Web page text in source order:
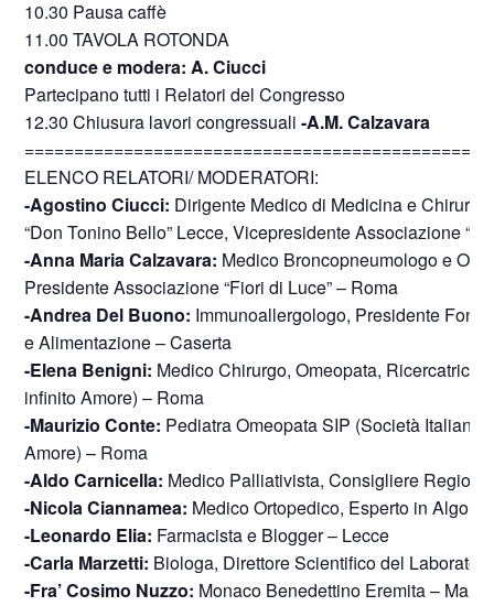
10.30 Pausa caffè
11.00 TAVOLA ROTONDA
conduce e modera: A. Ciucci
Partecipano tutti i Relatori del Congresso
12.30 Chiusura lavori congressuali-A.M. Calzavara
ELENCO RELATORI/ MODERATORI:
-Agostino Ciucci: Dirigente Medico di Medicina e
“Don Tonino Bello” Lecce, Vicepresidente Associazione
-Anna Maria Calzavara: Medico Broncopneumologo e
Presidente Associazione “Fiori di Luce” – Roma
-Andrea Del Buono: Immunoallergologo, Presidente
e Alimentazione – Caserta
-Elena Benigni: Medico Chirurgo, Omeopata,
infinito Amore) – Roma
-Maurizio Conte: Pediatra Omeopata SIP (Società
Amore) – Roma
-Aldo Carnicella: Medico Palliativista, Consigliere
-Nicola Ciannamea: Medico Ortopedico, Esperto in
-Leonardo Elia: Farmacista e Blogger – Lecce
-Carla Marzetti: Biologa, Direttore Scientifico del
-Fra’ Cosimo Nuzzo: Monaco Benedettino Eremita –